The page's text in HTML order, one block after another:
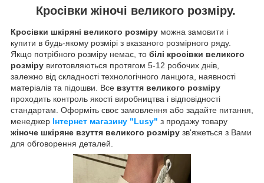
Кросівки жіночі великого розміру.
Кросівки шкіряні великого розміру можна замовити і
купити в будь-якому розмірі з вказаного розмірного ряду.
Якщо потрібного розміру немає, то білі кросівки великого
розміру виготовляються протягом 5-12 робочих днів,
залежно від складності технологічного ланцюга, наявності
матеріалів та підошви. Все взуття великого розміру
проходить контроль якості виробництва і відповідності
стандартам. Оформіть своє замовлення або задайте питання,
менеджер Інтернет магазину "Lusy" з продажу товару
жіноче шкіряне взуття великого розміру зв'яжеться з Вами
для обговорення деталей.